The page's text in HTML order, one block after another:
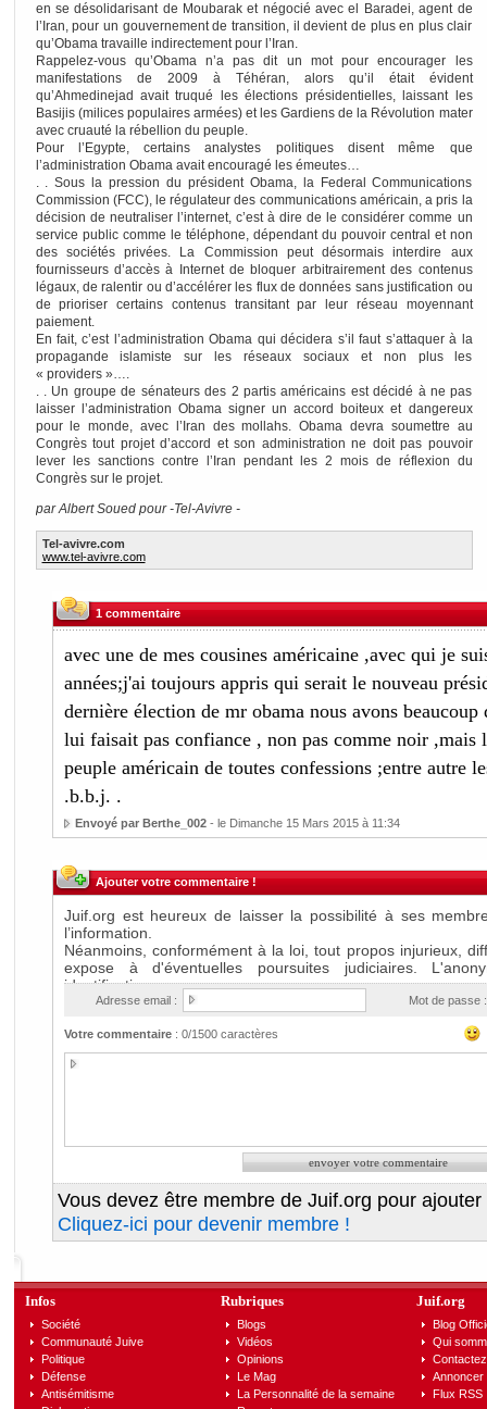
en se désolidarisant de Moubarak et négocié avec el Baradei, agent de
l’Iran, pour un gouvernement de transition, il devient de plus en plus clair
qu’Obama travaille indirectement pour l’Iran.
Rappelez-vous qu’Obama n’a pas dit un mot pour encourager les
manifestations de 2009 à Téhéran, alors qu’il était évident
qu’Ahmedinejad avait truqué les élections présidentielles, laissant les
Basijis (milices populaires armées) et les Gardiens de la Révolution mater
avec cruauté la rébellion du peuple.
Pour l’Egypte, certains analystes politiques disent même que
l’administration Obama avait encouragé les émeutes…
. . Sous la pression du président Obama, la Federal Communications
Commission (FCC), le régulateur des communications américain, a pris la
décision de neutraliser l’internet, c’est à dire de le considérer comme un
service public comme le téléphone, dépendant du pouvoir central et non
des sociétés privées. La Commission peut désormais interdire aux
fournisseurs d’accès à Internet de bloquer arbitrairement des contenus
légaux, de ralentir ou d’accélérer les flux de données sans justification ou
de prioriser certains contenus transitant par leur réseau moyennant
paiement.
En fait, c’est l’administration Obama qui décidera s’il faut s’attaquer à la
propagande islamiste sur les réseaux sociaux et non plus les
« providers »….
. . Un groupe de sénateurs des 2 partis américains est décidé à ne pas
laisser l’administration Obama signer un accord boiteux et dangereux
pour le monde, avec l’Iran des mollahs. Obama devra soumettre au
Congrès tout projet d’accord et son administration ne doit pas pouvoir
lever les sanctions contre l’Iran pendant les 2 mois de réflexion du
Congrès sur le projet.
par Albert Soued pour -Tel-Avivre -
Tel-avivre.com
www.tel-avivre.com
1 commentaire
avec une de mes cousines américaine ,avec qui je
années;j'ai toujours appris qui serait le nouveau
dernière élection de mr obama nous avons
lui faisait pas confiance , non pas comme noir ,mais
peuple américain de toutes confessions ;entre autre
.b.b.j. .
Envoyé par Berthe_002- le Dimanche 15 Mars 2015 à 11:34
Ajouter votre commentaire !
Adresse email : Mot de passe :
Votre commentaire: 0/1500 caractères
Vous devez être membre de Juif.org pour
Cliquez-ici pour devenir membre !
Infos
Société
Communauté Juive
Politique
Défense
Antisémitisme
Rubriques
Blogs
Vidéos
Opinions
Le Mag
La Personnalité de la semaine
Juif.org
Blog
Qui
Annoncer
Flux RSS